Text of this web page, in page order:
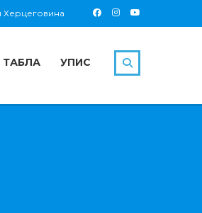
Херцеговина
ТАБЛА УПИС